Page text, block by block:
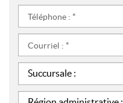
:
*
*Succursale
*Région